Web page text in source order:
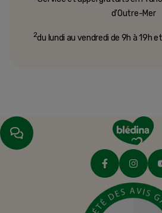
d'Outre-Mer​
2du lundi au vendredi de 9h à 19h